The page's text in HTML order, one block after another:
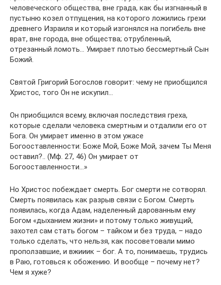
человеческого общества, вне града, как бы изгнанный в
пустыню козел отпущения, на которого ложились грехи
древнего Израиля и который изгонялся на погибель вне
врат, вне города, вне общества; отрубленный,
отрезанный ломоть… Умирает плотью бессмертный Сын
Божий.
Святой Григорий Богослов говорит: чему не приобщился
Христос, того Он не искупил…
Он приобщился всему, включая последствия греха,
которые сделали человека смертным и отдалили его от
Бога. Он умирает именно в этом ужасе
Богооставленности: Боже Мой, Боже Мой, зачем Ты Меня
оставил?.. (Мф. 27, 46) Он умирает от
Богооставленности…»
Но Христос побеждает смерть. Бог смерти не сотворял.
Смерть появилась как разрыв связи с Богом. Смерть
появилась, когда Адам, наделенный дарованным ему
Богом «дыханием жизни» и потому только живущий,
захотел сам стать богом – тайком и без труда, – надо
только сделать, что нельзя, как посоветовали мимо
проползавшие, и вжииик – бог. А то, понимаешь, трудись
в Раю, готовься к обожению. И вообще – почему нет?
Чем я хуже?